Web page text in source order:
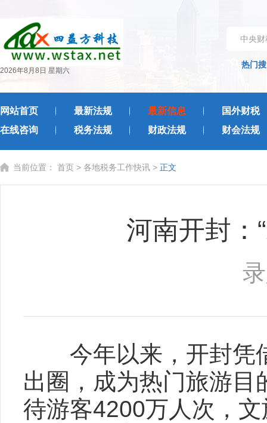
2026年8月8日 星期六
中央
热门
网站首页 最新法规 最新信息
国外财税
在线咨询
税务法规 财政法规 财会法规
当前位置： 首页 > 各地税务工作快讯 > 正文
河南开封：
今年以来，开封凭借
出圈，成为热门旅游目
待游客4200万人次，